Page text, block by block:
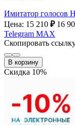
Имитатор голосов
Цена: 15 210 ₽ 16
Telegram MAX
Скопировать
В корзину
Скидка 10%